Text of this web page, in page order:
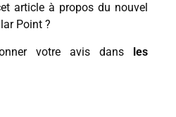
article à propos du nouvel
Point ?
votre avis dans
les